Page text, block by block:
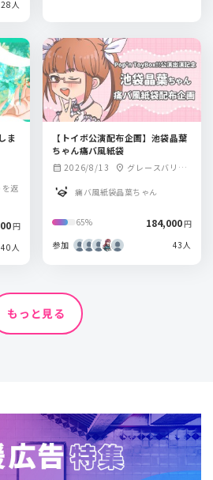
28人
ま
返
円
40人
【トイボ公演配布企画】池袋晶葉
ちゃん痛バ風紙袋
calendar_month 2026/8/13 location_on グレースバリ渋
痛バ風紙袋晶葉ちゃん
65% 184,000円
参加
43人
もっと見る